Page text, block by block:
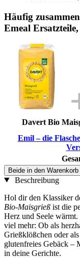
Häufig
Emeal Ersatzteile,
Davert Bio
Emil – die
Beide in den Warenkorb
Beschreibung
Hol dir den Klassiker
Bio-Maisgrieß ist die
Herz und Seele
viel mehr: Ob als
Grießklößchen oder
glutenfreies Gebäck –
in deine Gerichte.